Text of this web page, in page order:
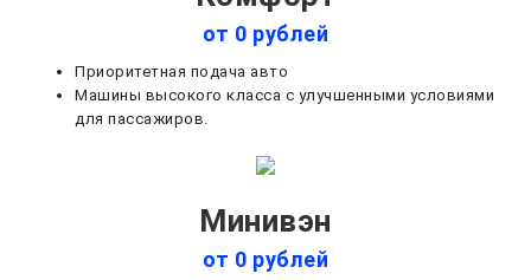
от 0 рублей
Приоритетная подача авто
Машины высокого класса с улучшенными условиями
для пассажиров.
Минивэн
от 0 рублей